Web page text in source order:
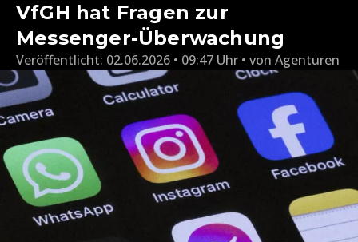
VfGH hat Fragen zur
Messenger-Überwachung
Veröffentlicht: 02.06.2026 • 09:47 Uhr von Agenturen